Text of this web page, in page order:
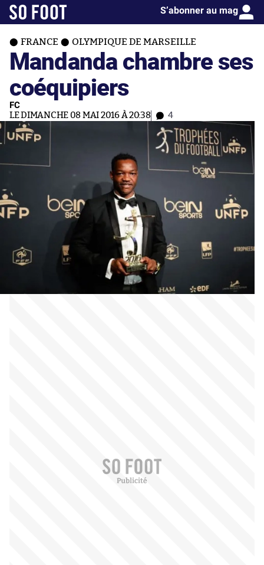
S’abonner au mag
FRANCE OLYMPIQUE DE MARSEILLE
Mandanda chambre ses
coéquipiers
FC
LE DIMANCHE 08 MAI 2016 À 20:38 4